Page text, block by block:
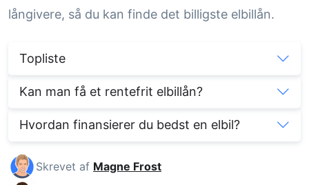
långivere, så du kan finde det billigste elbillån.
Topliste
Kan man få et rentefrit elbillån?
Hvordan finansierer du bedst en elbil?
Skrevet af Magne Frost